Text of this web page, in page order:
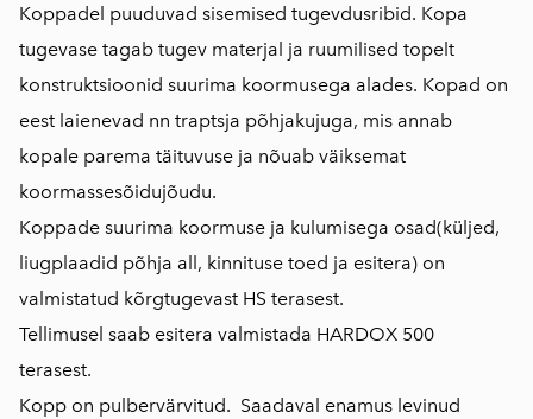
Koppadel puuduvad sisemised tugevdusribid. Kopa
tugevase tagab tugev materjal ja ruumilised topelt
konstruktsioonid suurima koormusega alades. Kopad on
eest laienevad nn traptsja põhjakujuga, mis annab
kopale parema täituvuse ja nõuab väiksemat
koormassesõidujõudu.
Koppade suurima koormuse ja kulumisega osad(küljed,
liugplaadid põhja all, kinnituse toed ja esitera) on
valmistatud kõrgtugevast HS terasest.
Tellimusel saab esitera valmistada HARDOX 500
terasest.
Kopp on pulbervärvitud. Saadaval enamus levinud